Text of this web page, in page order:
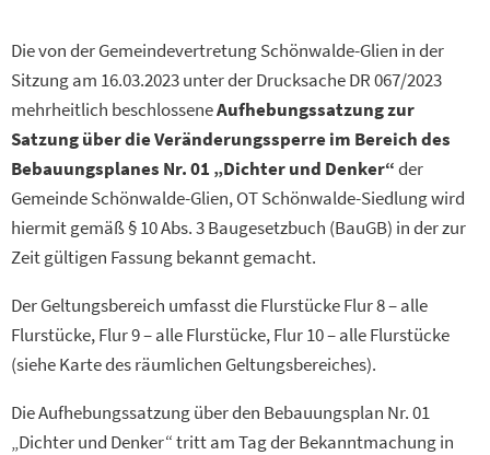
Die von der Gemeindevertretung Schönwalde-Glien in der
Sitzung am 16.03.2023 unter der Drucksache DR 067/2023
mehrheitlich beschlosseneAufhebungssatzung zur
Satzung über die Veränderungssperre im Bereich des
Bebauungsplanes Nr. 01 „Dichter und Denker“der
Gemeinde Schönwalde-Glien, OT Schönwalde-Siedlung wird
hiermit gemäß § 10 Abs. 3 Baugesetzbuch (BauGB) in der zur
Zeit gültigen Fassung bekannt gemacht.
Der Geltungsbereich umfasst die Flurstücke Flur 8 – alle
Flurstücke, Flur 9 – alle Flurstücke, Flur 10 – alle Flurstücke
(siehe Karte des räumlichen Geltungsbereiches).
Die Aufhebungssatzung über den Bebauungsplan Nr. 01
„Dichter und Denker“ tritt am Tag der Bekanntmachung in